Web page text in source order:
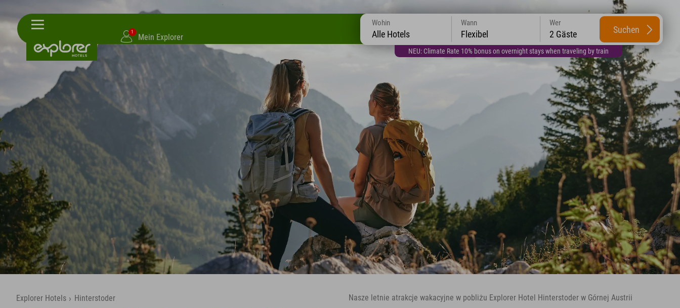
1
Mein Explorer
NEU: Climate Rate 10% bonus on overnight stays when traveling by train
Wohin
Alle Hotels
Wann
Flexibel
Wer
2 Gäste Suchen
Explorer Hotels › Hinterstoder Nasze letnie atrakcje wakacyjne w pobliżu Explorer Hotel Hinterstoder w Górnej Austrii